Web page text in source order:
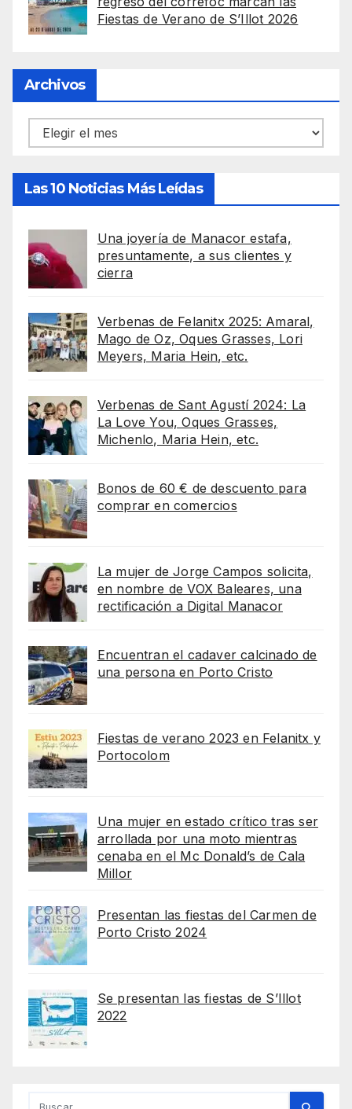
Fiestas de Verano de S’Illot 2026
Archivos
Archivos
Las 10 Noticias Más Leídas
Una joyería de Manacor estafa,
presuntamente, a sus clientes y
cierra
Verbenas de Felanitx 2025: Amaral,
Mago de Oz, Oques Grasses, Lori
Meyers, Maria Hein, etc.
Verbenas de Sant Agustí 2024: La
La Love You, Oques Grasses,
Michenlo, Maria Hein, etc.
Bonos de 60 € de descuento para
comprar en comercios
La mujer de Jorge Campos solicita,
en nombre de VOX Baleares, una
rectificación a Digital Manacor
Encuentran el cadaver calcinado de
una persona en Porto Cristo
Fiestas de verano 2023 en Felanitx y
Portocolom
Una mujer en estado crítico tras ser
arrollada por una moto mientras
cenaba en el Mc Donald’s de Cala
Millor
Presentan las fiestas del Carmen de
Porto Cristo 2024
Se presentan las fiestas de S’Illot
2022